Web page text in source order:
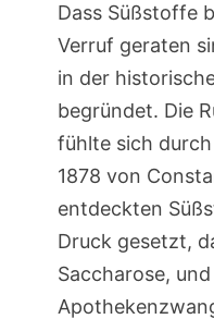
Dass Süßstoffe
Verruf geraten
in der
begründet. Die
fühlte sich
1878 von
entdeckten
Druck gesetzt,
Saccharose,